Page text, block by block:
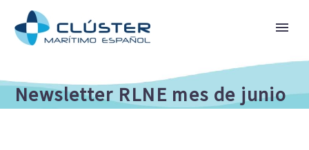
Newsletter RLNE mes de junio